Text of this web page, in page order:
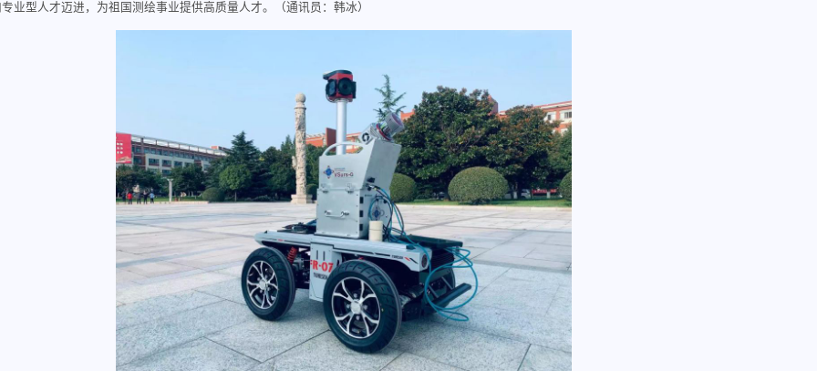
专业型人才迈进，为祖国测绘事业提供高质量人才。（通讯员：韩冰）